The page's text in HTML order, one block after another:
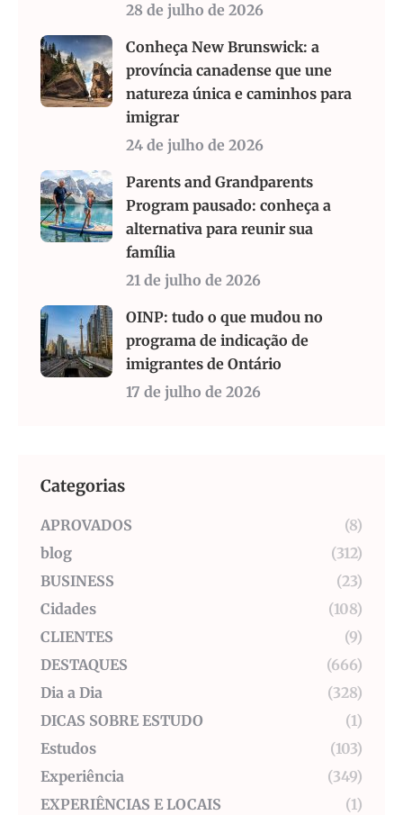
28 de julho de 2026
Conheça New Brunswick: a
província canadense que une
natureza única e caminhos para
imigrar
24 de julho de 2026
Parents and Grandparents
Program pausado: conheça a
alternativa para reunir sua
família
21 de julho de 2026
OINP: tudo o que mudou no
programa de indicação de
imigrantes de Ontário
17 de julho de 2026
Categorias
APROVADOS
(8)
blog
(312)
BUSINESS
(23)
Cidades
(108)
CLIENTES
(9)
DESTAQUES
(666)
Dia a Dia
(328)
DICAS SOBRE ESTUDO
(1)
Estudos
(103)
Experiência
(349)
EXPERIÊNCIAS E LOCAIS
(1)